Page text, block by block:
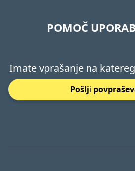
POMOČ
Imate vprašanje na
Pošlji